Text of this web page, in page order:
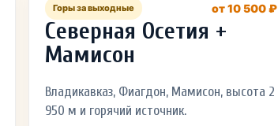
Горы за выходные от 10 500 ₽
Северная Осетия +
Мамисон
Владикавказ, Фиагдон, Мамисон, высота 2
950 м и горячий источник.